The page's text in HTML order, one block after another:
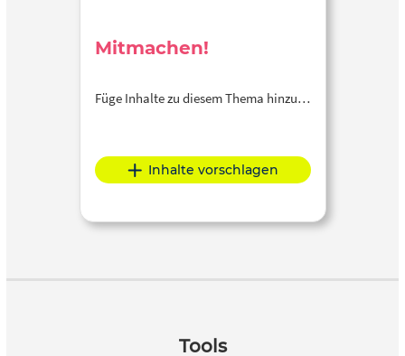
Mitmachen!
Füge Inhalte zu diesem Thema hinzu…
Inhalte vorschlagen
Tools